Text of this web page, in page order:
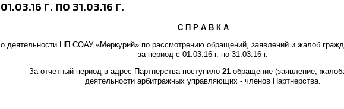
01.03.16 Г. ПО 31.03.16 Г.
С П Р А В К А
о деятельности НП СОАУ «Меркурий» по рассмотрению обращений, заявлений и жалоб
за период с 01.03.16 г. по 31.03.16 г.
За отчетный период в адрес Партнерства поступило21 обращение (заявление,
деятельности арбитражных управляющих - членов Партнерства.